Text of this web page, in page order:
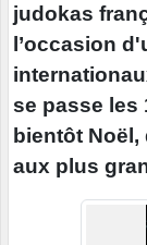
judokas
l’occasion
se passe les
bientôt
aux plus